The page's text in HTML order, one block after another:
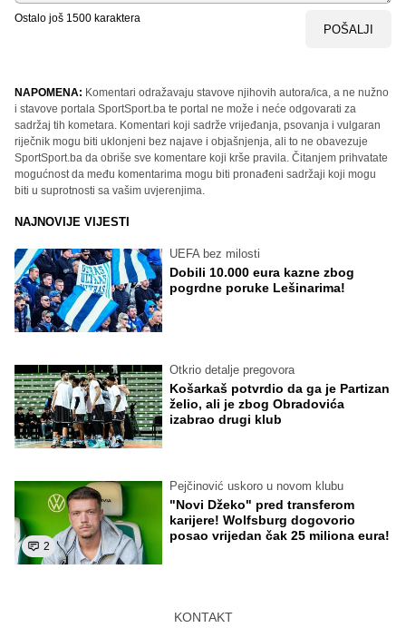
Ostalo još 1500 karaktera
POŠALJI
NAPOMENA: Komentari odražavaju stavove njihovih autora/ica, a ne nužno
i stavove portala SportSport.ba te portal ne može i neće odgovarati za
sadržaj tih kometara. Komentari koji sadrže vrijeđanja, psovanja i vulgaran
riječnik mogu biti uklonjeni bez najave i objašnjenja, ali to ne obavezuje
SportSport.ba da obriše sve komentare koji krše pravila. Čitanjem prihvatate
mogućnost da među komentarima mogu biti pronađeni sadržaji koji mogu
biti u suprotnosti sa vašim uvjerenjima.
NAJNOVIJE VIJESTI
UEFA bez milosti
Dobili 10.000 eura kazne zbog
pogrdne poruke Lešinarima!
Otkrio detalje pregovora
Košarkaš potvrdio da ga je Partizan
želio, ali je zbog Obradovića
izabrao drugi klub
2
Pejčinović uskoro u novom klubu
"Novi Džeko" pred transferom
karijere! Wolfsburg dogovorio
posao vrijedan čak 25 miliona eura!
KONTAKT